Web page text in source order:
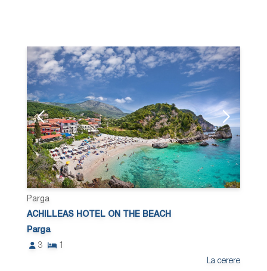
Parga
ACHILLEAS HOTEL ON THE BEACH
Parga
3
1
La cerere